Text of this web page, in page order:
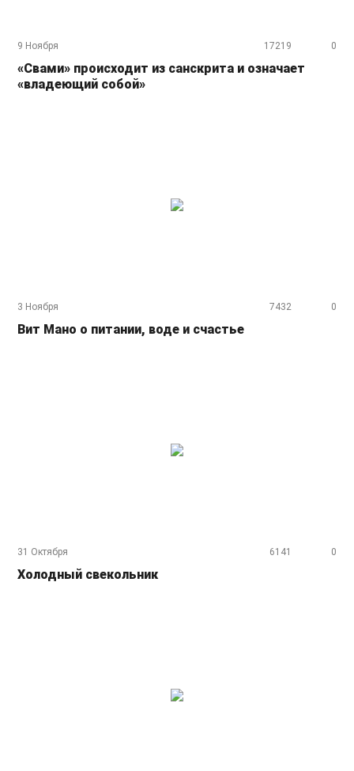
9 Ноября 0
17219
«Свами» происходит из санскрита и означает
«владеющий собой»
3 Ноября 0
7432
Вит Мано о питании, воде и счастье
31 Октября 0
6141
Холодный свекольник